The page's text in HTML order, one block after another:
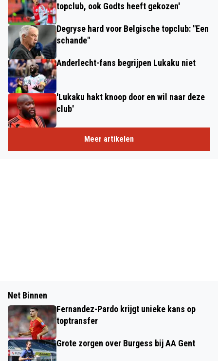
topclub, ook Godts heeft gekozen'
Degryse hard voor Belgische topclub: "Een
schande"
Anderlecht-fans begrijpen Lukaku niet
'Lukaku hakt knoop door en wil naar deze
club'
Meer artikelen
Net Binnen
Fernandez-Pardo krijgt unieke kans op
toptransfer
Grote zorgen over Burgess bij AA Gent